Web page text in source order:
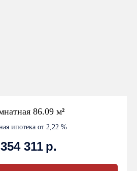
86.09 м²
ипотека от 2,22 %
311 р.